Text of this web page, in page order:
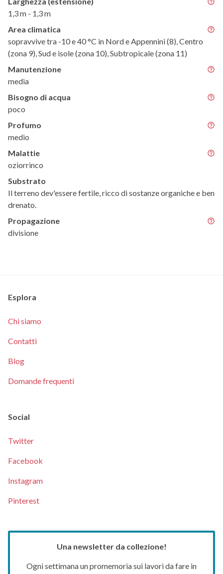
1,3 m - 1,3 m
Area climatica
sopravvive tra -10 e 40 °C in Nord e Appennini (8), Centro
(zona 9), Sud e isole (zona 10), Subtropicale (zona 11)
Manutenzione
media
Bisogno di acqua
poco
Profumo
medio
Malattie
oziorrinco
Substrato
Il terreno dev'essere fertile, ricco di sostanze organiche e ben
drenato.
Propagazione
divisione
Esplora
Chi siamo
Contatti
Blog
Domande frequenti
Social
Twitter
Facebook
Instagram
Pinterest
Una newsletter da collezione!
Ogni settimana un promemoria sui lavori da fare in